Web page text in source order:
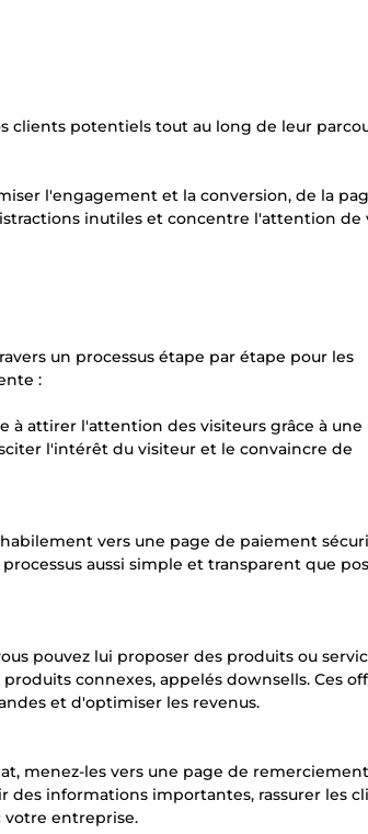
clients potentiels tout au long de leur
l'engagement et la conversion, de la
inutiles et concentre l'attention de
un processus étape par étape pour les
:
à attirer l'attention des visiteurs grâce à une
l'intérêt du visiteur et le convaincre de
vers une page de paiement
aussi simple et transparent que
pouvez lui proposer des produits ou
connexes, appelés downsells. Ces
et d'optimiser les revenus.
menez-les vers une page de
informations importantes, rassurer les
votre entreprise.